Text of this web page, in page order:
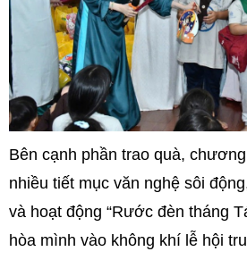
Bên cạnh phần trao quà,
nhiều tiết mục văn nghệ sôi
và hoạt động “Rước đèn tháng
hòa mình vào không khí lễ hội